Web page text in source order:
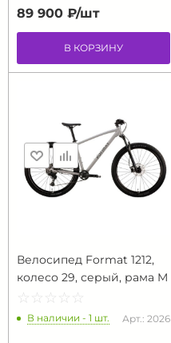
89 900 ₽/шт
В КОРЗИНУ
Велосипед Format 1212,
колесо 29, серый, рама M
☆ ☆ ☆ ☆ ☆
★ ★ ★ ★ ★
В наличии - 1 шт. Арт.: 2026